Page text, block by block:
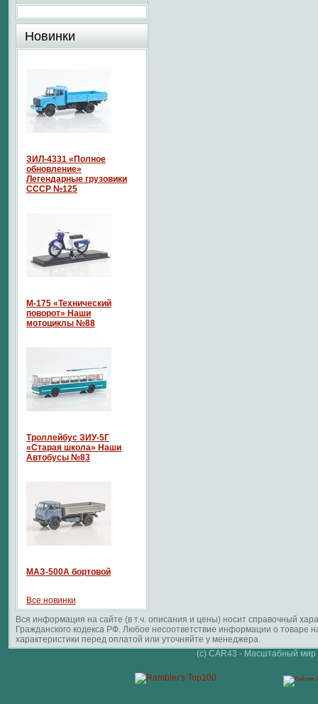
Новинки
ЗИЛ-4331 «Полное
обновление»
Легендарные грузовики
СССР №125
М-175 «Технический
поворот» Наши
мотоциклы №88
Троллейбус ЗИУ-5Г
«Старая школа» Наши
Автобусы №83
МАЗ-500А бортовой
Все новинки
Вся информация на сайте (в т.ч. описания и цены) носит справочный
Гражданского кодекса РФ. Любое несоответствие информации о
характеристики перед оплатой или уточняйте у менеджера.
(c) CAR43 - Масштабный мир